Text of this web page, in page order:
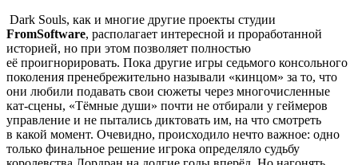
Dark Souls, как и многие другие проекты студии
FromSoftware, располагает интересной и проработанной
историей, но при этом позволяет полностью
её проигнорировать. Пока другие игры седьмого консольного
поколения пренебрежительно называли «кинцом» за то, что
они любили подавать свои сюжеты через многочисленные
кат-сцены, «Тёмные души» почти не отбирали у геймеров
управление и не пытались диктовать им, на что смотреть
в какой момент. Очевидно, происходило нечто важное: одно
только финальное решение игрока определяло судьбу